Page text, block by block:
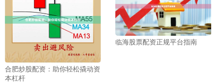
合肥炒股配资：助你轻松撬动资
本杠杆
临海股票配资正规平台指南